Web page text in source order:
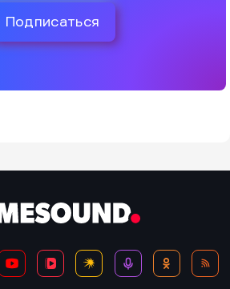
Подписаться